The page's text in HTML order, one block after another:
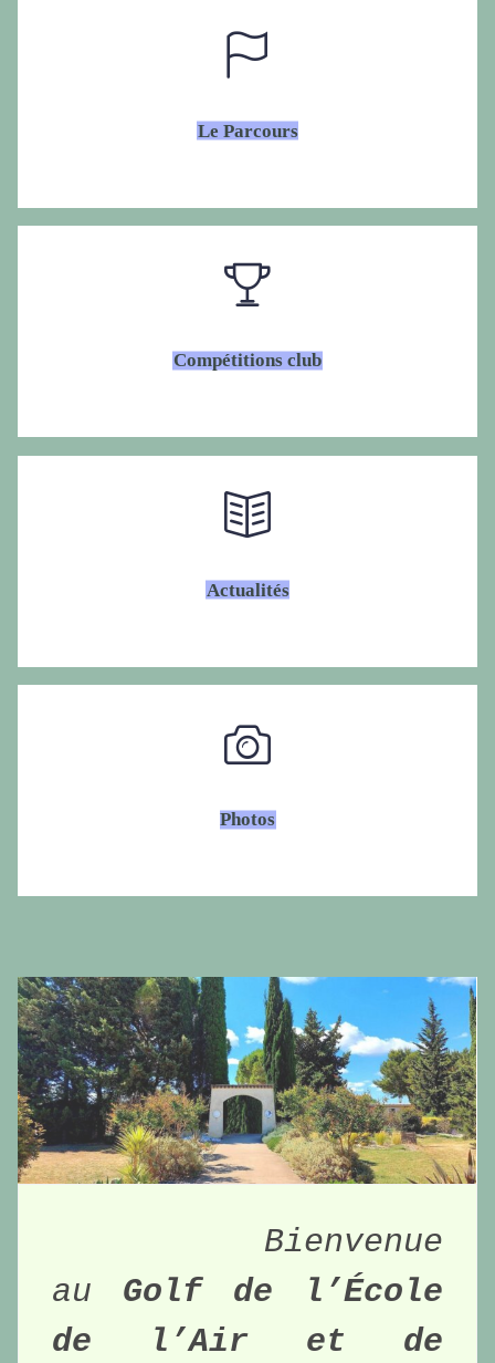
Le Parcours
Compétitions club
Actualités
Photos
Bienvenue
au Golf de l’École
de l’Air et de